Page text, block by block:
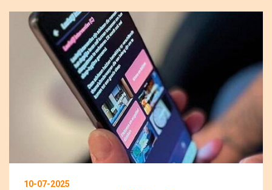
10-07-2025